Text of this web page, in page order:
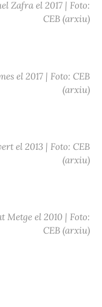
Zafra el 2017 | Foto:
CEB (arxiu)
el 2017 | Foto: CEB
(arxiu)
el 2013 | Foto: CEB
(arxiu)
Metge el 2010 | Foto:
CEB (arxiu)